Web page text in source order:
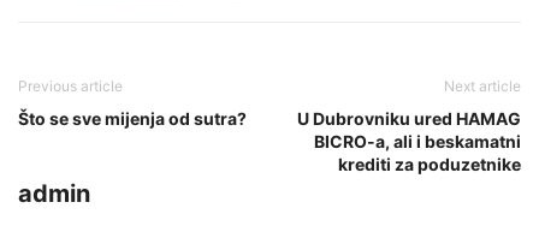
Previous article
Što se sve mijenja od sutra?
Next article
U Dubrovniku ured HAMAG
BICRO-a, ali i beskamatni
krediti za poduzetnike
admin